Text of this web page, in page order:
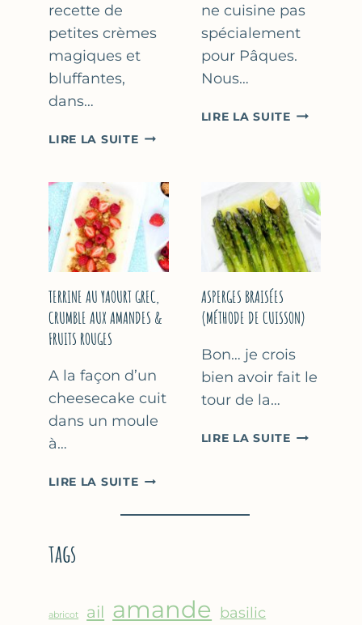
recette de
petites crèmes
magiques et
bluffantes,
dans…
LIRE LA SUITECRÈMES
FRAISE
YAOURT
GREC
ne cuisine pas
spécialement
pour Pâques.
Nous…
LIRE LA SUITERECETTES
TERRINE AU YAOURT GREC,
CRUMBLE AUX AMANDES &
FRUITS ROUGES
A la façon d’un
cheesecake cuit
dans un moule
à…
LIRE LA SUITETERRINE
YAOURT
&
ASPERGES BRAISÉES
(MÉTHODE DE CUISSON)
Bon… je crois
bien avoir fait le
tour de la…
LIRE LA SUITEASPERGES
tags
abricot ail amande basilic